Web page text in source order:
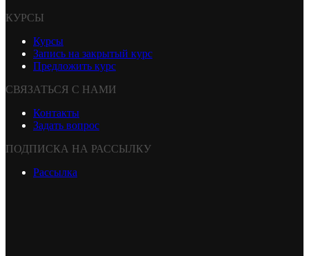
КУРСЫ
Курсы
Запись на закрытый курс
Предложить курс
СВЯЗАТЬСЯ С НАМИ
Контакты
Задать вопрос
ПОДПИСКА НА РАССЫЛКУ
Рассылка